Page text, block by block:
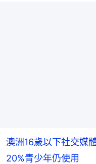
澳洲16歲以下社交媒
20%青少年仍使用